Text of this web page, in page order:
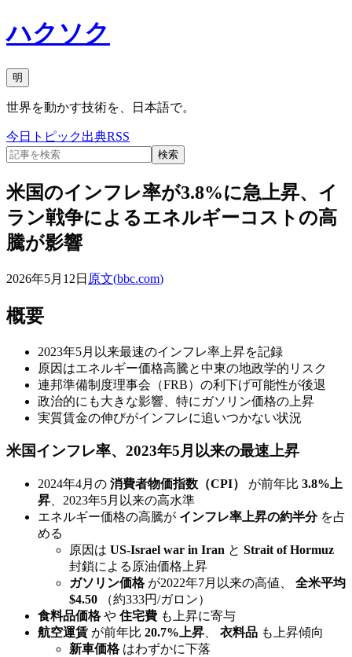
ハクソク
明
世界を動かす技術を、日本語で。
今日 トピック出典RSS
検索
米国のインフレ率が3.8%に急上昇、イ
ラン戦争によるエネルギーコストの高
騰が影響
2026年5月12日 原文(bbc.com)
概要
2023年5月以来最速のインフレ率上昇を記録
原因はエネルギー価格高騰と中東の地政学的リスク
連邦準備制度理事会（FRB）の利下げ可能性が後退
政治的にも大きな影響、特にガソリン価格の上昇
実質賃金の伸びがインフレに追いつかない状況
米国インフレ率、2023年5月以来の最速上昇
2024年4月の 消費者物価指数（CPI） が前年比 3.8%上
昇 、2023年5月以来の高水準
エネルギー価格の高騰が インフレ率上昇の約半分を占
める
原因は US-Israel war in Iran と Strait of Hormuz
封鎖による原油価格上昇
ガソリン価格が2022年7月以来の高値、 全米平均
$4.50 （約333円/ガロン）
食料品価格や 住宅費 も上昇に寄与
航空運賃 が前年比 20.7%上昇 衣料品 も上昇傾向
新車価格はわずかに下落